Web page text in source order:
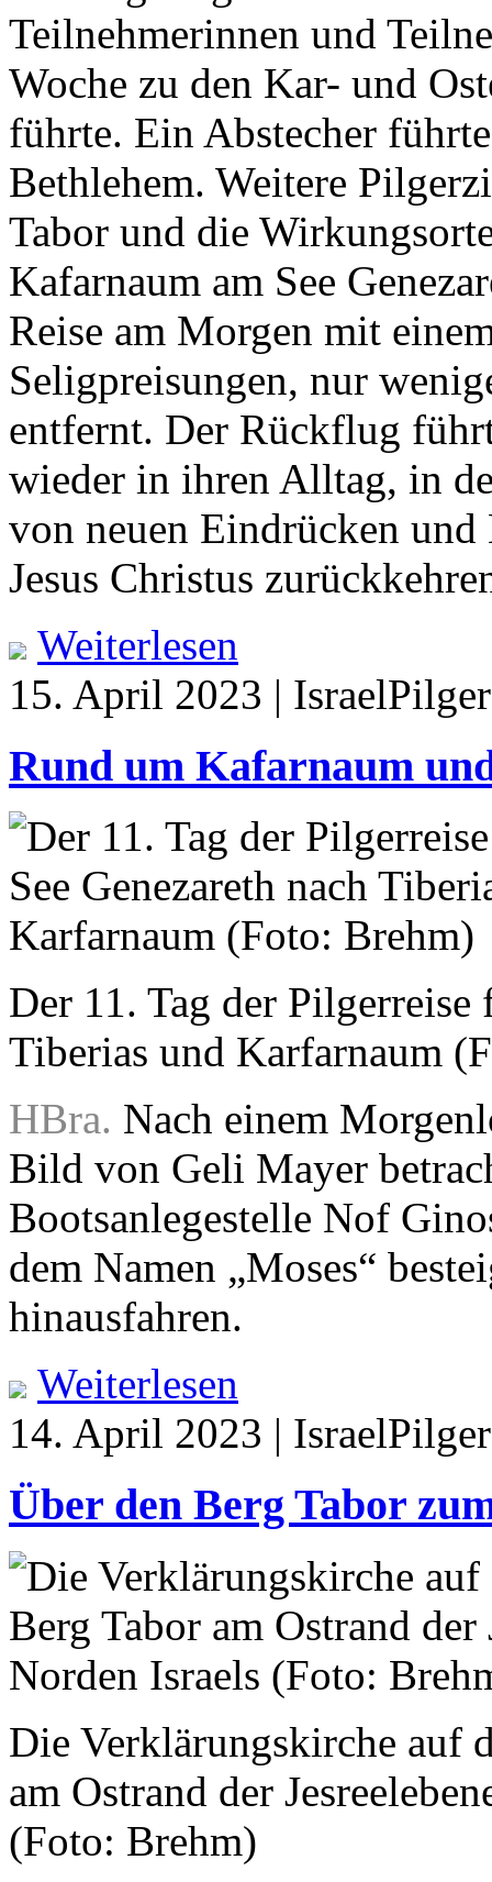
Teilnehmerinnen und
Woche zu den Kar- und
führte. Ein Abstecher
Bethlehem. Weitere
Tabor und die
Kafarnaum am See
Reise am Morgen mit
Seligpreisungen, nur
entfernt. Der Rückflug
wieder in ihren Alltag, in
von neuen Eindrücken
Jesus Christus
Weiterlesen
15. April 2023 |
Rund um Kafarnaum
Der 11. Tag der Pilgerreise
Tiberias und Karfarnaum
HBra. Nach einem
Bild von Geli Mayer
Bootsanlegestelle Nof
dem Namen „Moses“
hinausfahren.
Weiterlesen
14. April 2023 |
Über den Berg Tabor
Die Verklärungskirche auf
am Ostrand der
(Foto: Brehm)